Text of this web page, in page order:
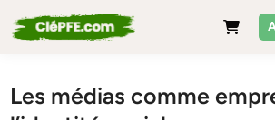
to
Les médias comme